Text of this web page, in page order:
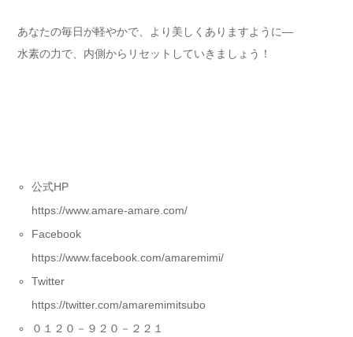
あなたの毎日が軽やかで、より美しくありますように—
水素の力で、内側からリセットしていきましょう！
公式HP
https://www.amare-amare.com/
Facebook
https://www.facebook.com/amaremimi/
Twitter
https://twitter.com/amaremimitsubo
０１２０－９２０－２２１